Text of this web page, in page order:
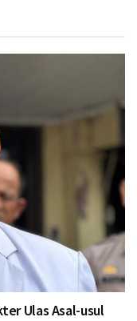
Ulas Asal-usul